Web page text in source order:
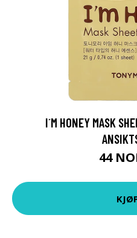
I´M HONEY MASK
44